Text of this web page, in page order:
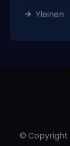
Yleinen
© Copyright